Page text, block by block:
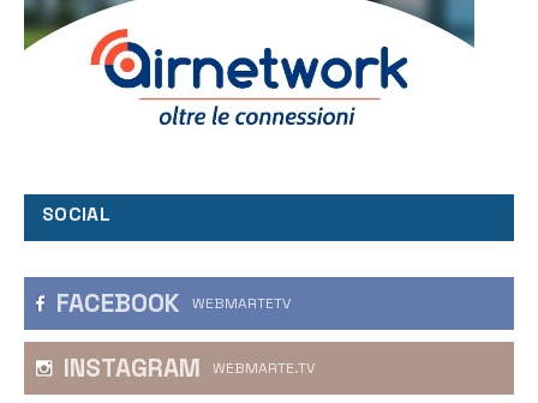
SOCIAL
FACEBOOK WEBMARTETV
INSTAGRAM WEBMARTE.TV